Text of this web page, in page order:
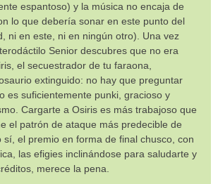
espantoso) y la música no encaja de
lo que debería sonar en este punto del
ni en este, ni en ningún otro). Una vez
Senior descubres que no era
el secuestrador de tu faraona,
extinguido: no hay que preguntar
es suficientemente punki, gracioso y
Cargarte a Osiris es más trabajoso que
el patrón de ataque más predecible de
sí, el premio en forma de final chusco, con
las efigies inclinándose para saludarte y
merece la pena.